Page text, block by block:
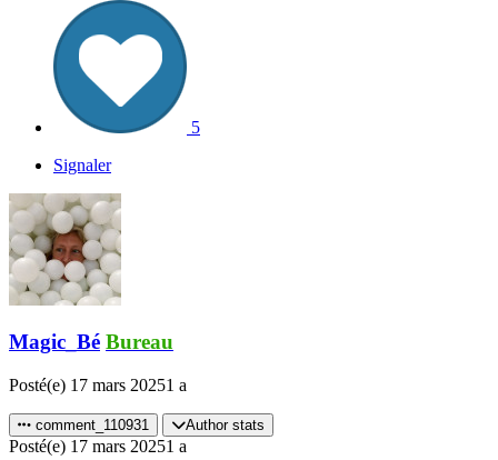
5
Signaler
Magic_Bé Bureau
Posté(e) 17 mars 20251 a
comment_110931 Author stats
Posté(e) 17 mars 20251 a